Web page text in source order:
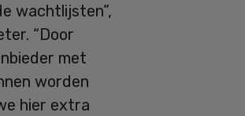
wachtlijsten”,
“Door
met
worden
hier extra